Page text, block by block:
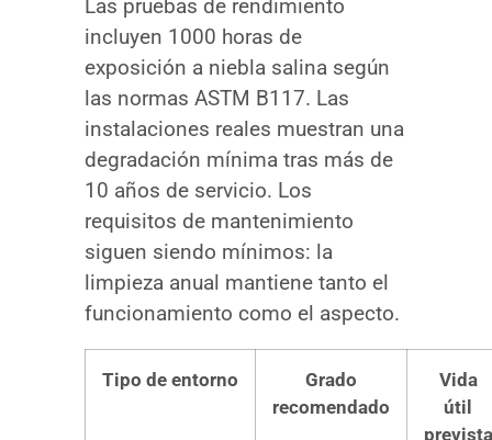
Las pruebas de rendimiento
incluyen 1000 horas de
exposición a niebla salina según
las normas ASTM B117. Las
instalaciones reales muestran una
degradación mínima tras más de
10 años de servicio. Los
requisitos de mantenimiento
siguen siendo mínimos: la
limpieza anual mantiene tanto el
funcionamiento como el aspecto.
Tipo de entorno
Grado
recomendado
Vida
útil
prevista